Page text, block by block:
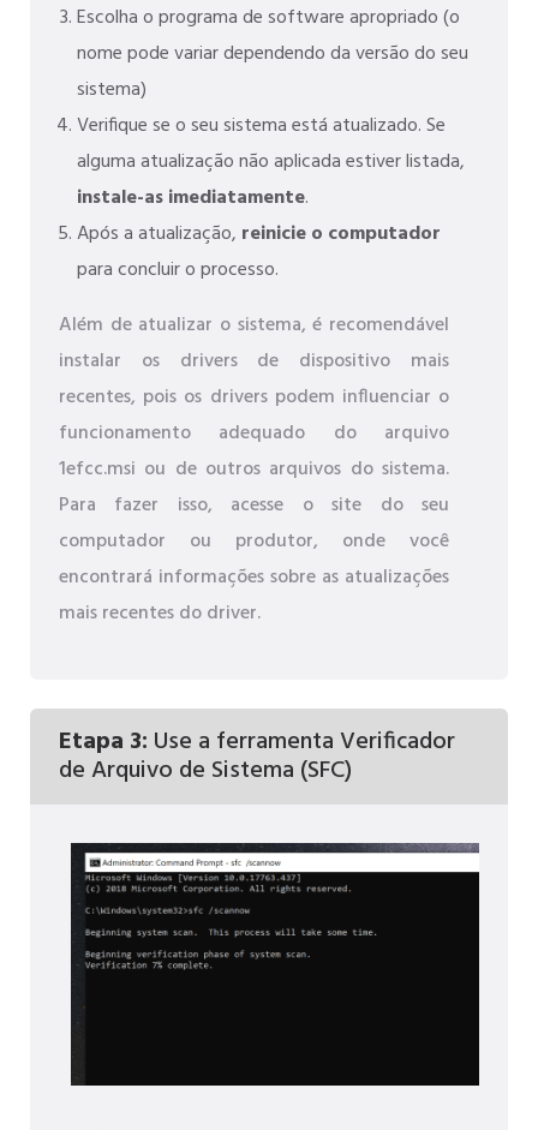
Escolha o programa de software apropriado (o
nome pode variar dependendo da versão do seu
sistema)
Verifique se o seu sistema está atualizado. Se
alguma atualização não aplicada estiver listada,
instale-as imediatamente.
Após a atualização, reinicie o computador
para concluir o processo.
Além de atualizar o sistema, é recomendável
instalar os drivers de dispositivo mais
recentes, pois os drivers podem influenciar o
funcionamento adequado do arquivo
1efcc.msi ou de outros arquivos do sistema.
Para fazer isso, acesse o site do seu
computador ou produtor, onde você
encontrará informações sobre as atualizações
mais recentes do driver.
Etapa 3: Use a ferramenta Verificador
de Arquivo de Sistema (SFC)